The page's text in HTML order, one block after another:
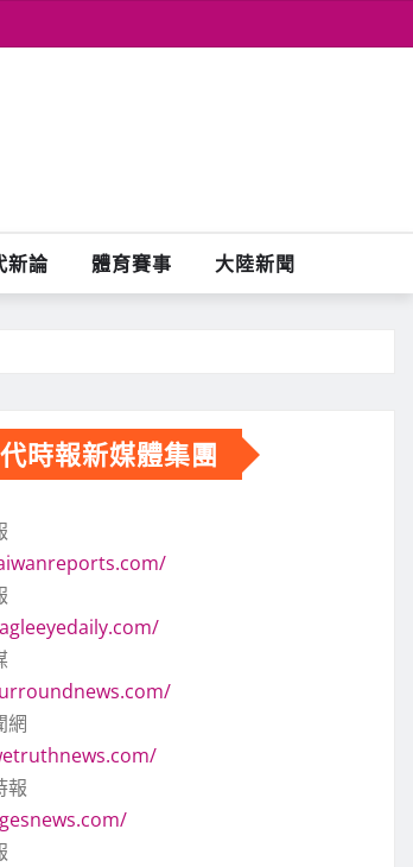
新論 體育賽事 大陸新聞
時報新媒體集團
網
報